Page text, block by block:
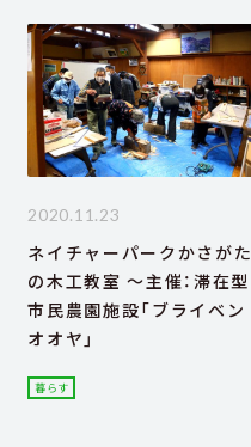
2020.11.23
ネイチャーパークかさがた
の木工教室 ～主催：滞在型
市民農園施設「ブライベン
オオヤ」
暮らす